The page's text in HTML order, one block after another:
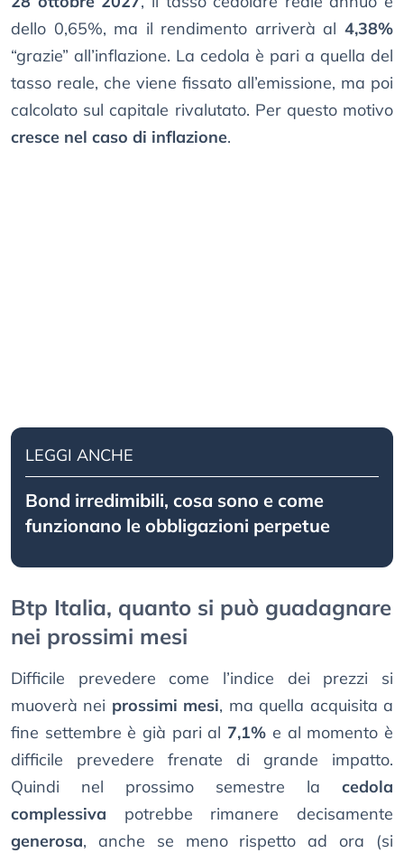
dello 0,65%, ma il rendimento arriverà al 4,38%
“grazie” all’inflazione. La cedola è pari a quella del
tasso reale, che viene fissato all’emissione, ma poi
calcolato sul capitale rivalutato. Per questo motivo
cresce nel caso di inflazione.
LEGGI ANCHE
Bond irredimibili, cosa sono e come
funzionano le obbligazioni perpetue
Btp Italia, quanto si può guadagnare
nei prossimi mesi
Difficile prevedere come l’indice dei prezzi si
muoverà nei prossimi mesi, ma quella acquisita a
fine settembre è già pari al 7,1% e al momento è
difficile prevedere frenate di grande impatto.
Quindi nel prossimo semestre la cedola
complessiva potrebbe rimanere decisamente
generosa, anche se meno rispetto ad ora (si